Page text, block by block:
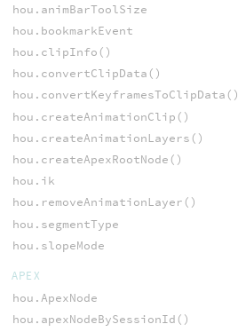
hou.animBarToolSize
hou.bookmarkEvent
hou.clipInfo()
hou.convertClipData()
hou.convertKeyframesToClipData()
hou.createAnimationClip()
hou.createAnimationLayers()
hou.createApexRootNode()
hou.ik
hou.removeAnimationLayer()
hou.segmentType
hou.slopeMode
APEX
hou.ApexNode
hou.apexNodeBySessionId()